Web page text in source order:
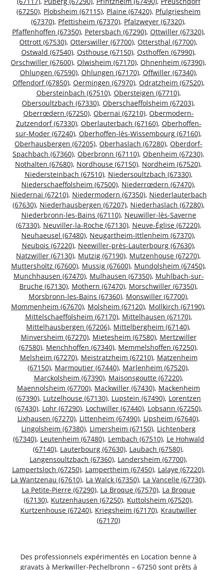
(67250), Plobsheim (67115), Plaine (67420), Pfulgriesheim
(67370), Pfettisheim (67370), Pfalzweyer (67320),
Pfaffenhoffen (67350), Petersbach (67290), Ottwiller (67320),
Ottrott (67530), Otterswiller (67700), Ottersthal (67700),
Ostwald (67540), Osthouse (67150), Osthoffen (67990),
Orschwiller (67600), Olwisheim (67170), Ohnenheim (67390),
Ohlungen (67590), Ohlungen (67170), Offwiller (67340),
Offendorf (67850), Oermingen (67970), Odratzheim (67520),
Obersteinbach (67510), Obersteigen (67710),
Obersoultzbach (67330), Oberschaeffolsheim (67203),
Oberrœdern (67250), Obernai (67210), Obermodern-
Zutzendorf (67330), Oberlauterbach (67160), Oberhoffen-
sur-Moder (67240), Oberhoffen-lès-Wissembourg (67160),
Oberhausbergen (67205), Oberhaslach (67280), Oberdorf-
Spachbach (67360), Oberbronn (67110), Obenheim (67230),
Nothalten (67680), Nordhouse (67150), Nordheim (67520),
Niedersteinbach (67510), Niedersoultzbach (67330),
Niederschaeffolsheim (67500), Niederrœdern (67470),
Niedernai (67210), Niedermodern (67350), Niederlauterbach
(67630), Niederhausbergen (67207), Niederhaslach (67280),
Niederbronn-les-Bains (67110), Neuwiller-lès-Saverne
(67330), Neuviller-la-Roche (67130), Neuve-Église (67220),
Neuhaeusel (67480), Neugartheim-Ittlenheim (67370),
Neubois (67220), Neewiller-près-Lauterbourg (67630),
Natzwiller (67130), Mutzig (67190), Mutzenhouse (67270),
Muttersholtz (67600), Mussig (67600), Mundolsheim (67450),
Munchhausen (67470), Mulhausen (67350), Muhlbach-sur-
Bruche (67130), Mothern (67470), Morschwiller (67350),
Morsbronn-les-Bains (67360), Monswiller (67700),
Mommenheim (67670), Molsheim (67120), Mollkirch (67190),
Mittelschaeffolsheim (67170), Mittelhausen (67170),
Mittelhausbergen (67206), Mittelbergheim (67140),
Minversheim (67270), Mietesheim (67580), Mertzwiller
(67580), Menchhoffen (67340), Memmelshoffen (67250),
Melsheim (67270), Meistratzheim (67210), Matzenheim
(67150), Marmoutier (67440), Marlenheim (67520),
Marckolsheim (67390), Maisonsgoutte (67220),
Maennolsheim (67700), Mackwiller (67430), Mackenheim
(67390), Lutzelhouse (67130), Lupstein (67490), Lorentzen
(67430), Lohr (67290), Lochwiller (67440), Lobsann (67250),
Lixhausen (67270), Littenheim (67490), Lipsheim (67640),
Lingolsheim (67380), Limersheim (67150), Lichtenberg
(67340), Leutenheim (67480), Lembach (67510), Le Hohwald
(67140), Lauterbourg (67630), Laubach (67580),
Langensoultzbach (67360), Landersheim (67700),
Lampertsloch (67250), Lampertheim (67450), Lalaye (67220),
La Wantzenau (67610), La Walck (67350), La Vancelle (67730),
La Petite-Pierre (67290), La Broque (67570), La Broque
(67130), Kutzenhausen (67250), Kuttolsheim (67520),
Kurtzenhouse (67240), Kriegsheim (67170), Krautwiller
(67170)
Des professionnels expérimentés en Location benne à
gravats à Merkwiller-Pechelbronn – 67250 sont prêts à